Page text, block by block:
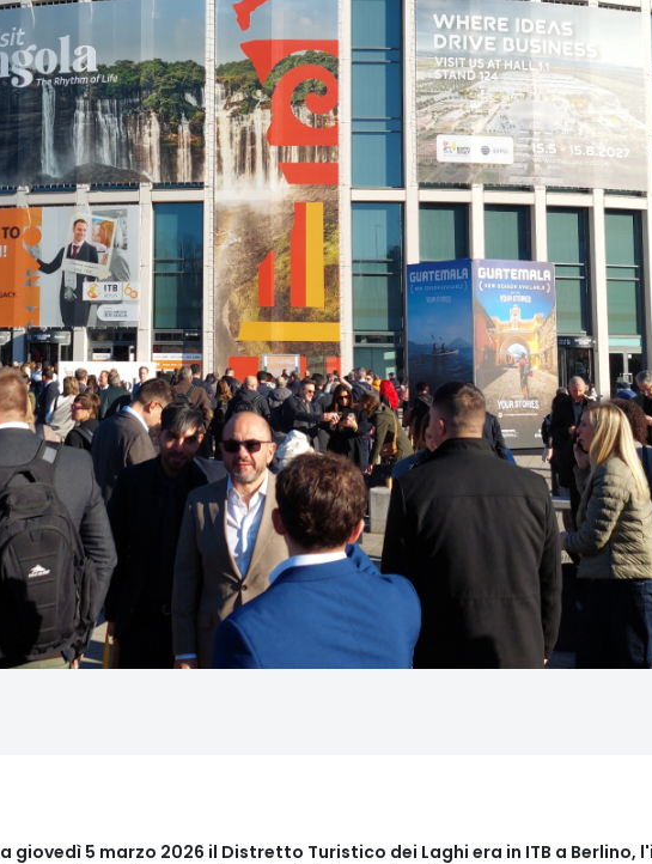
giovedì 5 marzo 2026 il Distretto Turistico dei Laghi era in ITB a Berlino,